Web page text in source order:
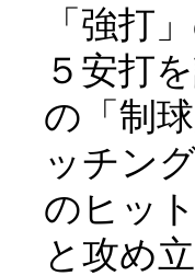
「強打
５安打
の「制
ッチン
のヒッ
と攻め